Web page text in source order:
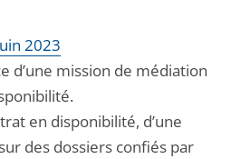
2023
d’une mission de médiation
en disponibilité, d’une
des dossiers confiés par